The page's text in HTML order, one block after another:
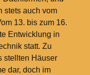
stets auch vom
13. bis zum 16.
Entwicklung in
statt. Zu
stellten Häuser
dar, doch im